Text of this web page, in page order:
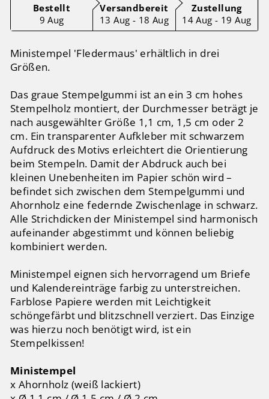
Bestellt
9 Aug
Versandbereit
13 Aug - 18 Aug
Zustellung
14 Aug - 19 Aug
Ministempel 'Fledermaus' erhältlich in drei
Größen.
Das graue Stempelgummi ist an ein 3 cm hohes
Stempelholz montiert, der Durchmesser beträgt je
nach ausgewählter Größe 1,1 cm, 1,5 cm oder 2
cm. Ein transparenter Aufkleber mit schwarzem
Aufdruck des Motivs erleichtert die Orientierung
beim Stempeln. Damit der Abdruck auch bei
kleinen Unebenheiten im Papier schön wird –
befindet sich zwischen dem Stempelgummi und
Ahornholz eine federnde Zwischenlage in schwarz.
Alle Strichdicken der Ministempel sind harmonisch
aufeinander abgestimmt und können beliebig
kombiniert werden.
Ministempel eignen sich hervorragend um Briefe
und Kalendereinträge farbig zu unterstreichen.
Farblose Papiere werden mit Leichtigkeit
schöngefärbt und blitzschnell verziert. Das Einzige
was hierzu noch benötigt wird, ist ein
Stempelkissen!
Ministempel
x Ahornholz (weiß lackiert)